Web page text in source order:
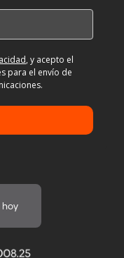
, y acepto el
para el envío de
hoy